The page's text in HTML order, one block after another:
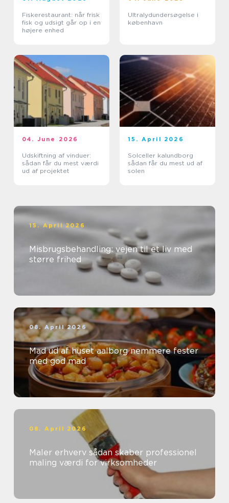
Fiskerestaurant: når frisk
fisk og udsigt går op i en
højere enhed
Ultralydundersøgelse i
københavn
04. June 2026
Udskiftning af vinduer:
sådan får du mest værdi
ud af projektet
15. April 2026
Solceller kalundborg
sådan får du mest ud af
solen
15. April 2026
Misbrugsbehandling: vejen til et liv med
større frihed
08. April 2026
Mad ud af huset aalborg nemmere fester
med god mad
08. April 2026
Maler erhverv sådan skaber professionel
maling værdi for virksomheder